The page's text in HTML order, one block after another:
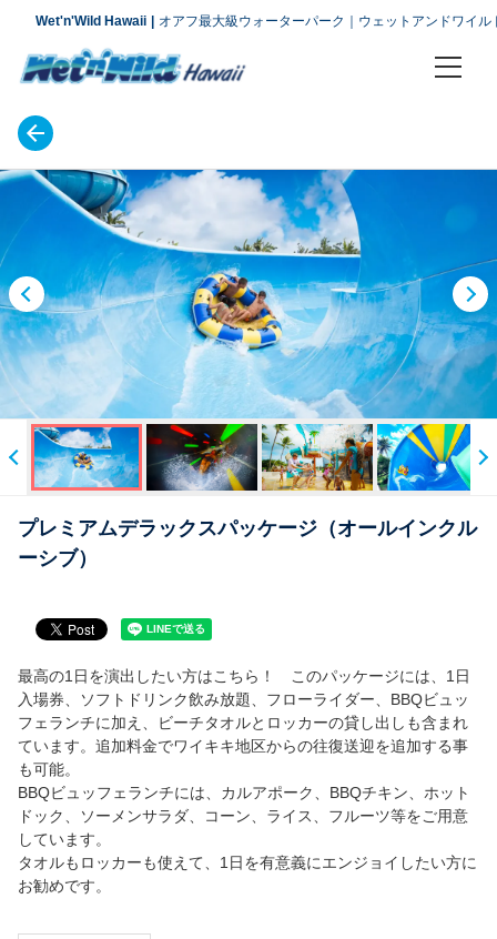
Wet'n'Wild Hawaii オアフ最大級ウォーターパーク｜ウェットアンドワイル
チケット プラン
アトラクション
よくあるお問い合わせ
アクセス
お問い合わせ
ご案内
ダイニング＆ショップ
安全ガイド
送迎バス
園内マップ
言語
日本語
한국어
プレミアムデラックスパッケージ（オールインクル
ーシブ）
最高の1日を演出したい方はこちら！ このパッケージには、1日
入場券、ソフトドリンク飲み放題、フローライダー、BBQビュッ
フェランチに加え、ビーチタオルとロッカーの貸し出しも含まれ
ています。追加料金でワイキキ地区からの往復送迎を追加する事
も可能。
BBQビュッフェランチには、カルアポーク、BBQチキン、ホット
ドック、ソーメンサラダ、コーン、ライス、フルーツ等をご用意
しています。
タオルもロッカーも使えて、1日を有意義にエンジョイしたい方に
お勧めです。